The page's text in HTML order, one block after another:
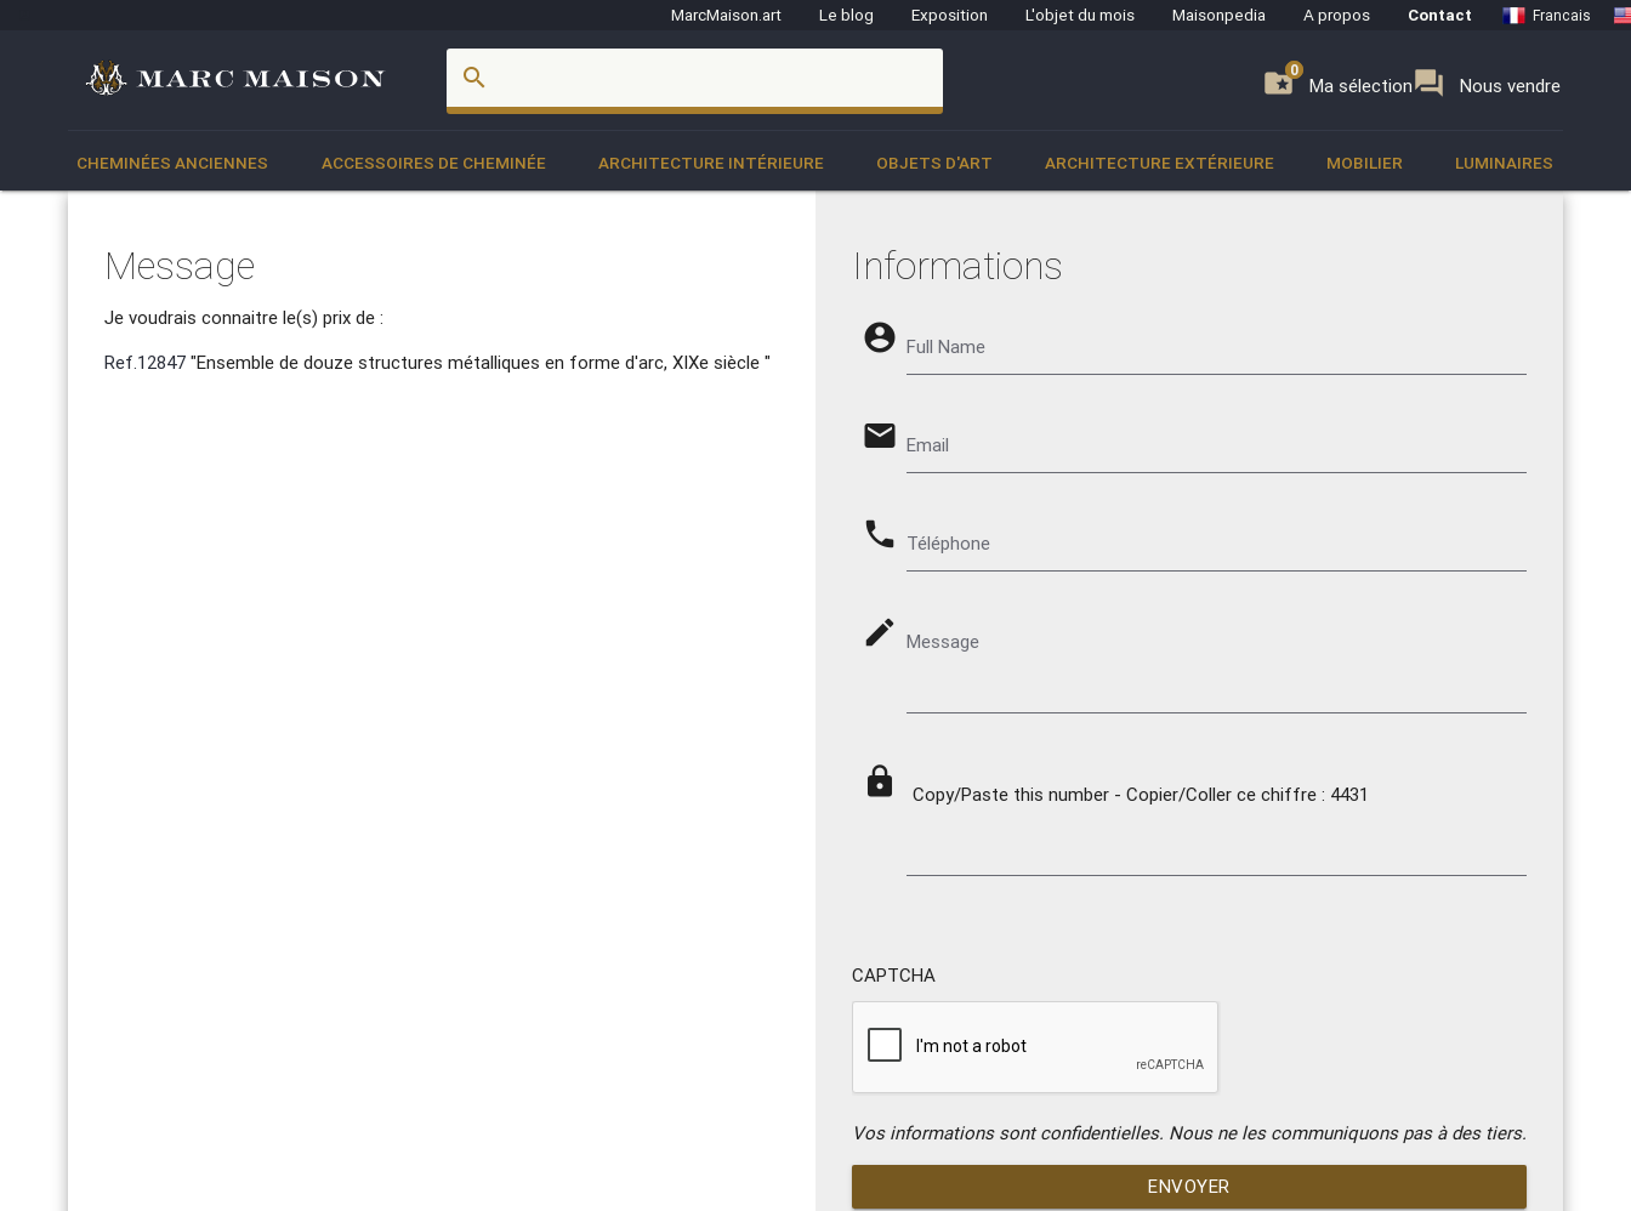
MarcMaison.art Le blog Exposition L'objet du mois Maisonpedia A propos Contact Francais
search folder_special Ma sélection
0 forum Nous vendre
0
CHEMINÉES ANCIENNES ACCESSOIRES DE CHEMINÉE ARCHITECTURE INTÉRIEURE OBJETS D'ART ARCHITECTURE EXTÉRIEURE MOBILIER LUMINAIRES
Message
Je voudrais connaitre le(s) prix de :
Ref.12847 "Ensemble de douze structures métalliques en forme d'arc, XIXe siècle "
Informations
account_circle Full Name
email Email
phone Téléphone
mode_edit Message
lock Copy/Paste this number - Copier/Coller ce chiffre : 4431
CAPTCHA
Vos informations sont confidentielles. Nous ne les communiquons pas à des tiers.
ENVOYER